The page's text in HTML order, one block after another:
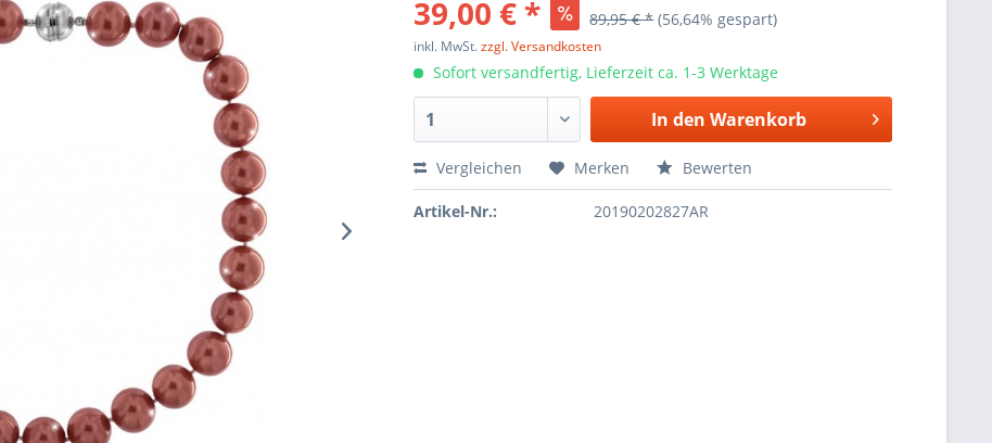
39,00 € *
89,95 € * (56,64% gespart)
inkl. MwSt.zzgl. Versandkosten
Sofort versandfertig, Lieferzeit ca. 1-3 Werktage
In den Warenkorb
Vergleichen Merken Bewerten
Artikel-Nr.: 20190202827AR